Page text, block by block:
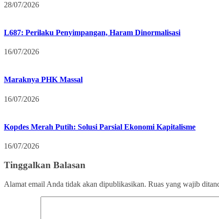
28/07/2026
L687: Perilaku Penyimpangan, Haram Dinormalisasi
16/07/2026
Maraknya PHK Massal
16/07/2026
Kopdes Merah Putih: Solusi Parsial Ekonomi Kapitalisme
16/07/2026
Tinggalkan Balasan
Alamat email Anda tidak akan dipublikasikan. Ruas yang wajib